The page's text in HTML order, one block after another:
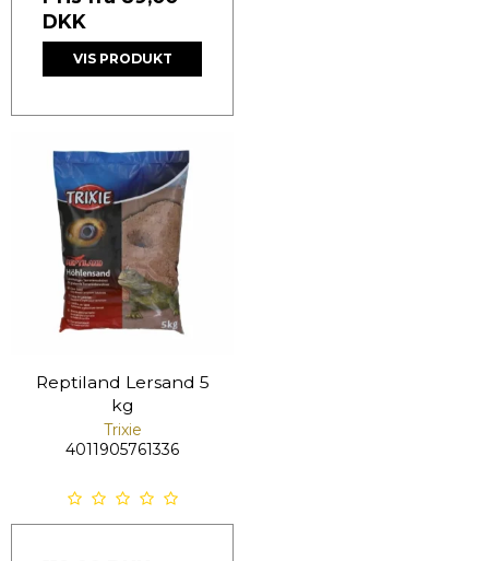
DKK
VIS PRODUKT
Reptiland Lersand 5
kg
Trixie
4011905761336